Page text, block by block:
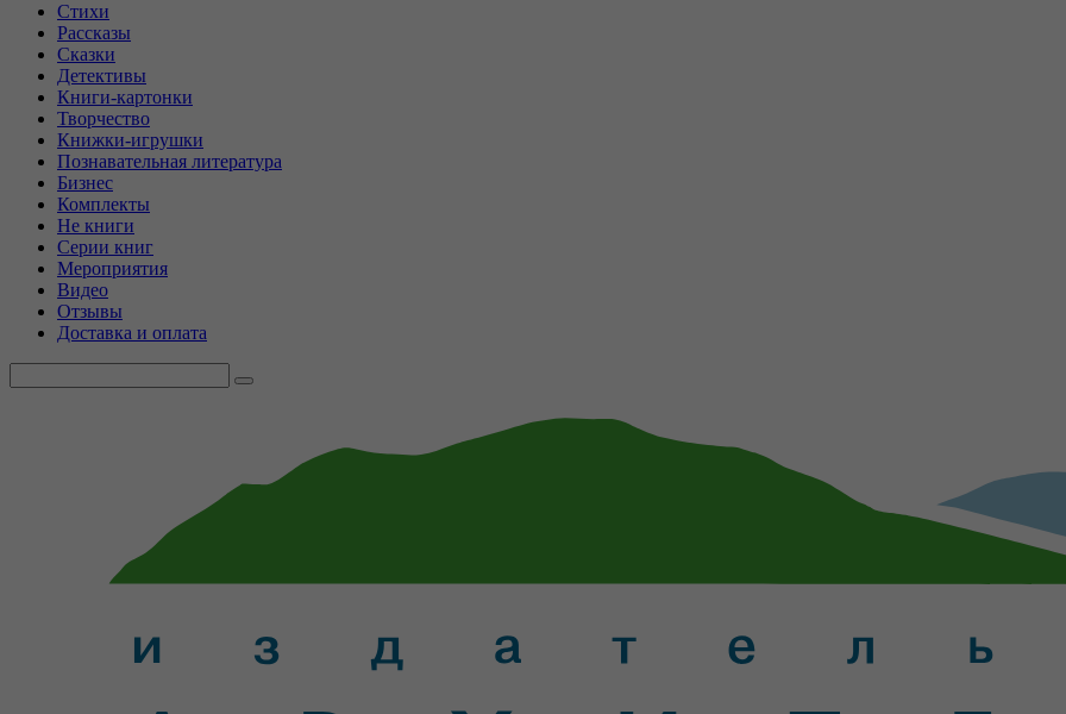
Стихи
Рассказы
Сказки
Детективы
Книги-картонки
Творчество
Книжки-игрушки
Познавательная литература
Бизнес
Комплекты
Не книги
Серии книг
Мероприятия
Видео
Отзывы
Доставка и оплата